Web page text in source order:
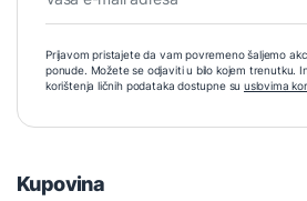
Prijavom pristajete da vam povremeno šaljemo
ponude. Možete se odjaviti u bilo kojem trenutku.
korištenja ličnih podataka dostupne su uslovima
Kupovina